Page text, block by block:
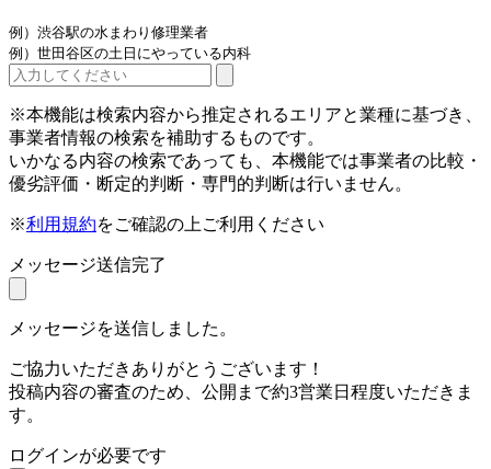
例）渋谷駅の水まわり修理業者
例）世田谷区の土日にやっている内科
※本機能は検索内容から推定されるエリアと業種に基づき、
事業者情報の検索を補助するものです。
いかなる内容の検索であっても、本機能では事業者の比較・
優劣評価・断定的判断・専門的判断は行いません。
※利用規約をご確認の上ご利用ください
メッセージ送信完了
メッセージを送信しました。
ご協力いただきありがとうございます！
投稿内容の審査のため、公開まで約3営業日程度いただきま
す。
ログインが必要です